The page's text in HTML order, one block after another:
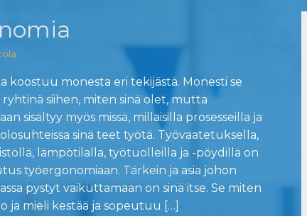
koostuu monesta eri tekijästä. Monesti se
siihen, miten sinä olet, mutta
sisältyy myös missä, millaisilla prosesseilla ja
olosuhteissa sinä teet työtä. Työvaatetuksella,
lämpötilalla, työtuolleilla ja -pöydillä on
työergonomiaan. Tärkein ja asia johon
pystyt vaikuttamaan on sinä itse. Se miten
ja mieli kestää ja sopeutuu […]